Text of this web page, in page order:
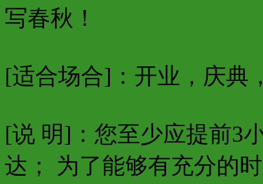
写春秋！
[适合场合]：开业，庆典
[说 明]：您至少应提前3
达； 为了能够有充分的